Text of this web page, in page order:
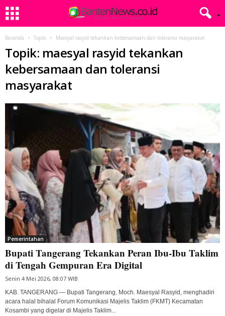
Beranda Topik Maesyal rasyid tekankan kebersamaan dan toleransi masyarakat
Topik: maesyal rasyid tekankan
kebersamaan dan toleransi
masyarakat
Pemerintahan
Bupati Tangerang Tekankan Peran Ibu-Ibu Taklim
di Tengah Gempuran Era Digital
Senin 4 Mei 2026, 08:07 WIB
KAB. TANGERANG — Bupati Tangerang, Moch. Maesyal Rasyid, menghadiri
acara halal bihalal Forum Komunikasi Majelis Taklim (FKMT) Kecamatan
Kosambi yang digelar di Majelis Taklim...